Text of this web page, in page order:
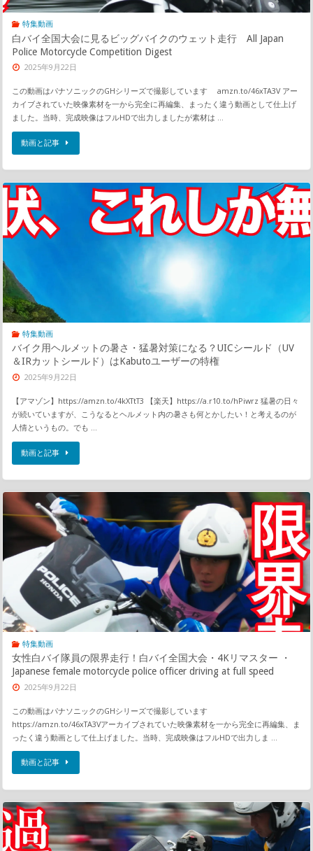
特集動画
白バイ全国大会に見るビッグバイクのウェット走行 All Japan
Police Motorcycle Competition Digest
2025年9月22日
この動画はパナソニックのGHシリーズで撮影しています amzn.to/46xTA3V アー
カイブされていた映像素材を一から完全に再編集、まったく違う動画として仕上げ
ました。当時、完成映像はフルHDで出力しましたが素材は …
動画と記事
特集動画
バイク用ヘルメットの暑さ・猛暑対策になる？UICシールド（UV
＆IRカットシールド）はKabutoユーザーの特権
2025年9月22日
【アマゾン】https://amzn.to/4kXTtT3 【楽天】https://a.r10.to/hPiwrz 猛暑の日々
が続いていますが、こうなるとヘルメット内の暑さも何とかしたい！と考えるのが
人情というもの。でも …
動画と記事
特集動画
女性白バイ隊員の限界走行！白バイ全国大会・4Kリマスター ・
Japanese female motorcycle police officer driving at full speed
2025年9月22日
この動画はパナソニックのGHシリーズで撮影しています
https://amzn.to/46xTA3Vアーカイブされていた映像素材を一から完全に再編集、ま
ったく違う動画として仕上げました。当時、完成映像はフルHDで出力しま …
動画と記事